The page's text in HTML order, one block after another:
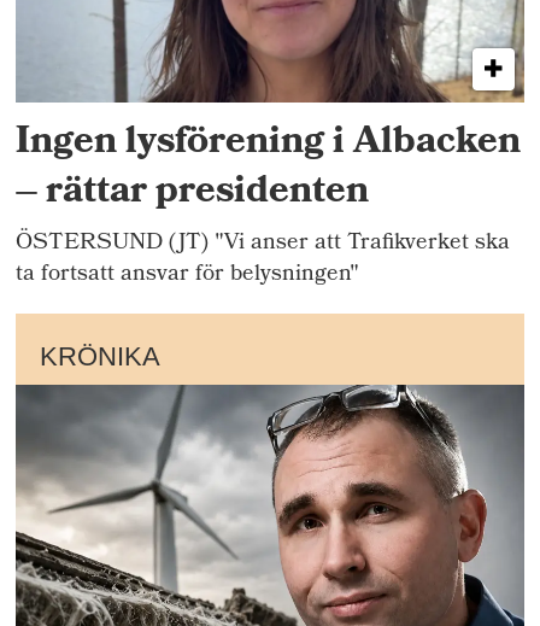
Ingen lysförening i Albacken
– rättar presidenten
ÖSTERSUND (JT) "Vi anser att Trafikverket ska
ta fortsatt ansvar för belysningen"
KRÖNIKA